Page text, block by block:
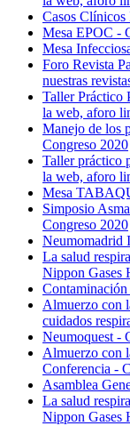
Casos
Mesa EPOC -
Mesa
Foro Revista
nuestras
Taller Práctico
la web, aforo
Manejo de los
Congreso 2020
Taller práctico
la web, aforo
Mesa
Simposio
Congreso 2020
Neumomadrid
La salud
Nippon Gases
Almuerzo con
cuidados
Neumoquest -
Almuerzo con
Conferencia -
Asamblea
La salud
Nippon Gases